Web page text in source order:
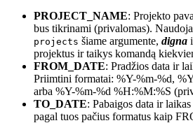
PROJECT_NAME: Projekto
bus tikrinami (privalomas).
projects šiame argumente, digna
projektus ir taikys komandą
FROM_DATE: Pradžios data ir
Priimtini formatai: %Y-%m-%d,
arba %Y-%m-%d %H:%M:%S
TO_DATE: Pabaigos data ir
pagal tuos pačius formatus kaip